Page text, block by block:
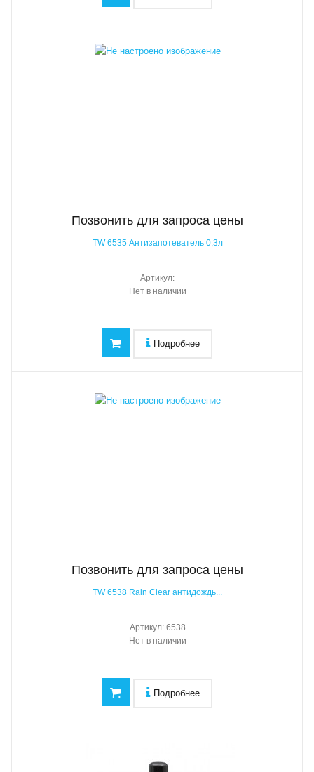
Позвонить для запроса цены
TW 6535 Антизапотеватель 0,3л
Артикул:
Нет в наличии
Подробнее
Позвонить для запроса цены
TW 6538 Rain Clear антидождь...
Артикул:6538
Нет в наличии
Подробнее